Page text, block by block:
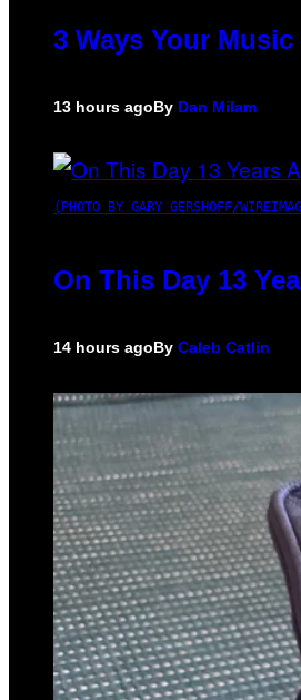
3 Ways Your
13 hours agoBy Dan Milam
(PHOTO BY GARY GERSHOFF/
On This Day 13
14 hours agoBy Caleb Catlin